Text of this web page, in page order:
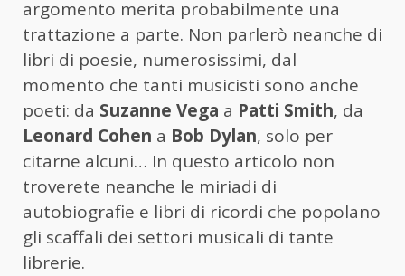
argomento merita probabilmente una
trattazione a parte. Non parlerò neanche di
libri di poesie, numerosissimi, dal
momento che tanti musicisti sono anche
poeti: da Suzanne Vega a Patti Smith, da
Leonard Cohen a Bob Dylan, solo per
citarne alcuni… In questo articolo non
troverete neanche le miriadi di
autobiografie e libri di ricordi che popolano
gli scaffali dei settori musicali di tante
librerie.